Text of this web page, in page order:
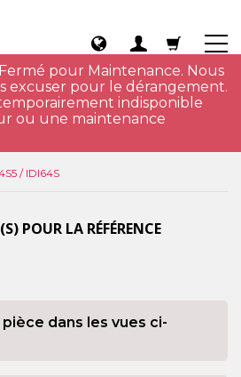
pour Maintenance. Nous
excuser pour le dérangement.
indisponible
ou une maintenance
/ IDI64S
POUR LA RÉFÉRENCE
dans les vues ci-